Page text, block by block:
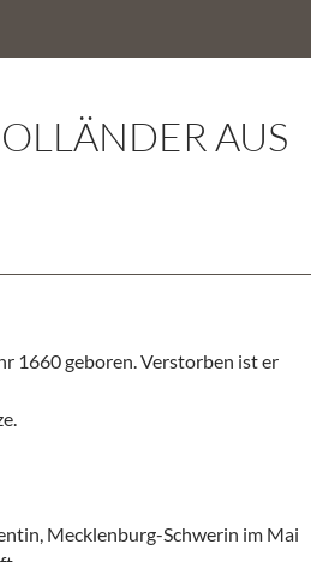
AUS
1660 geboren. Verstorben ist er
Mecklenburg-Schwerin im Mai